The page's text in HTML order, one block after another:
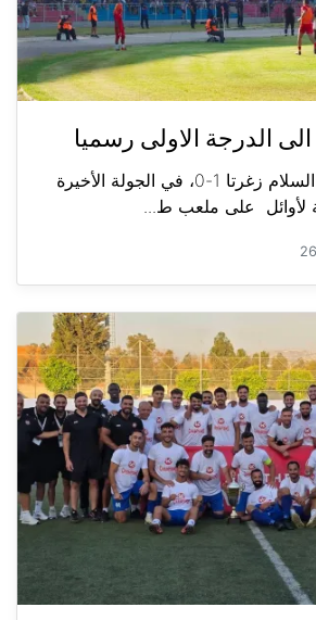
الدرجة الاولى رسميا
فوز طرابلس على السلام زغرتا 1-0، في الجولة الأخيرة
لأوائل على ملعب ط...